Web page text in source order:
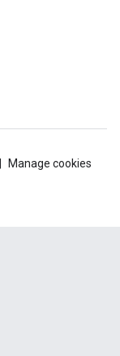
Manage cookies